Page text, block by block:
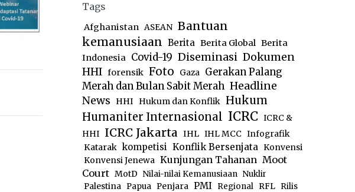
Tags
Afghanistan ASEAN Bantuan
kemanusiaan Berita Berita Global Berita
Indonesia Covid-19 Diseminasi Dokumen
HHI forensik Foto Gaza Gerakan Palang
Merah dan Bulan Sabit Merah Headline
News
HHI Hukum dan Konflik Hukum
Humaniter Internasional ICRC ICRC &
HHI ICRC Jakarta IHL IHL MCC Infografik
Katarak kompetisi Konflik Bersenjata Konvensi
Konvensi Jenewa Kunjungan Tahanan Moot
Court MotD Nilai-nilai Kemanusiaan Nuklir
Palestina
Papua Penjara PMI Regional RFL
Rilis